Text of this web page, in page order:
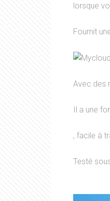
lorsque
Fournit
Avec des
Il a une
, facile à
Testé